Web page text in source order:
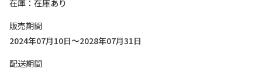
在庫
在庫あり
販売期間
2024年07月10日～2028年07月31日
配送期間